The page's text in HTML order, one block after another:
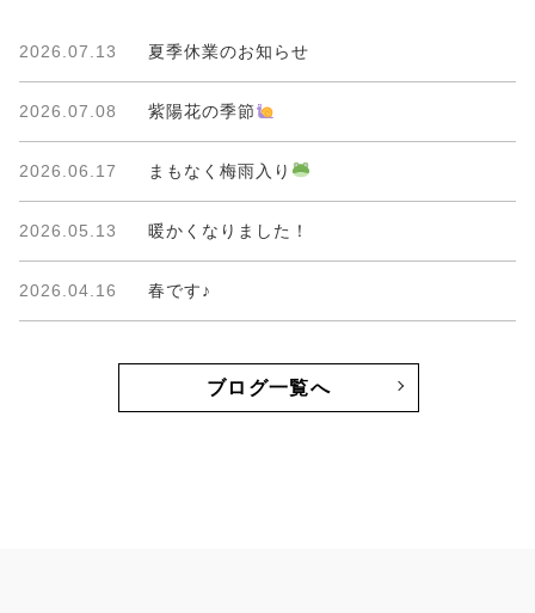
2026.07.13 夏季休業のお知らせ
2026.07.08 紫陽花の季節
2026.06.17 まもなく梅雨入り
2026.05.13 暖かくなりました！
2026.04.16 春です♪
ブログ一覧へ